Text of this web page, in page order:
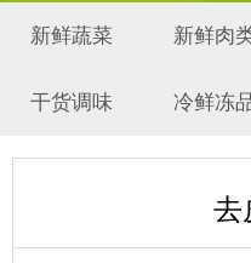
新鲜蔬菜 新鲜肉
干货调味 冷鲜冻
去